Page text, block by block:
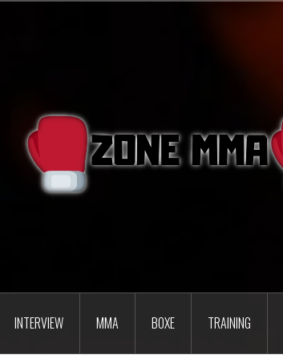
INTERVIEW MMA BOXE TRAINING